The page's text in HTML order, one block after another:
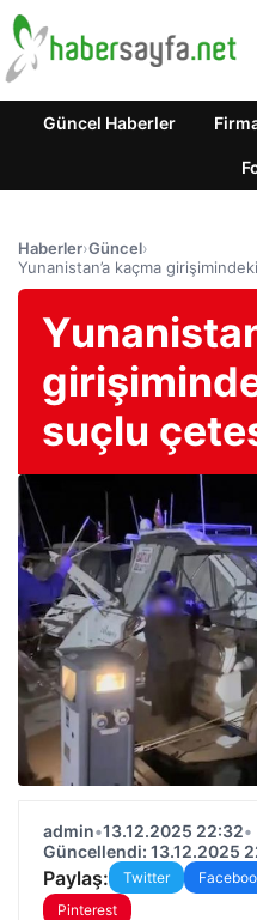
Güncel Haberler
Haberler›Güncel›
Yunanistan’a kaçma
suçlu
admin•13.12.2025 22:32•
Güncellendi: 13.12.2025
Paylaş: Twitter
Pinterest